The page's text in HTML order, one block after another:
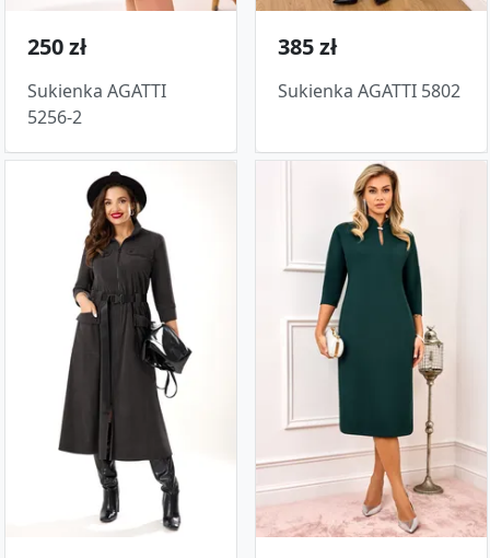
250 zł
Sukienka AGATTI
5256-2
385 zł
Sukienka AGATTI 5802